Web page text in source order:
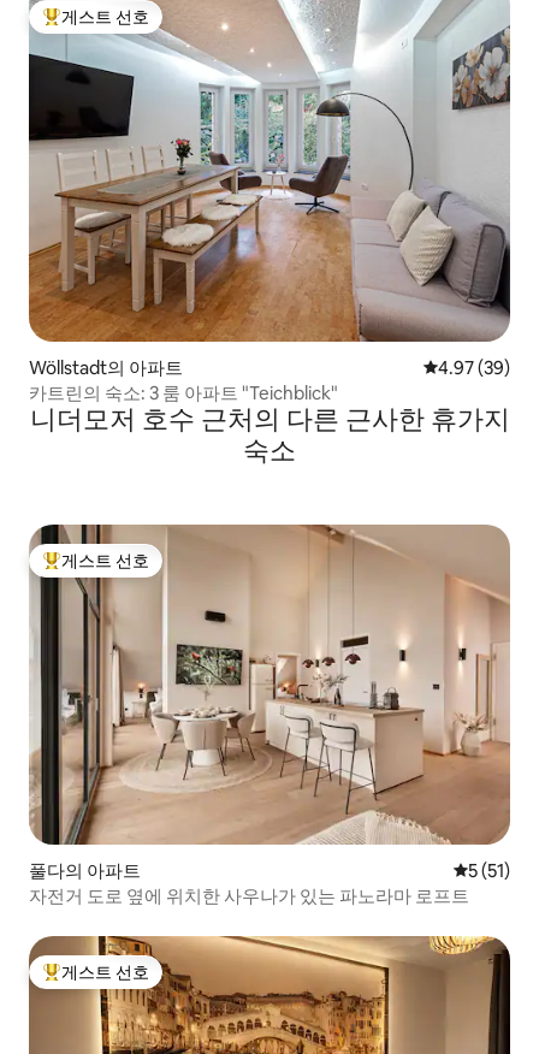
상위 게스트 선호
게스트 선호
Wöllstadt의 아파트 평점 4.97점(5
4.97 (39)
카트린의 숙소: 3 룸 아파트 "Teichblick"
니더모저 호수 근처의 다른 근사한 휴가지
숙소
상위 게스트 선호
게스트 선호
풀다의 아파트 평점 5점
5 (51)
자전거 도로 옆에 위치한 사우나가 있는 파노라마 로프트
상위 게스트 선호
게스트 선호